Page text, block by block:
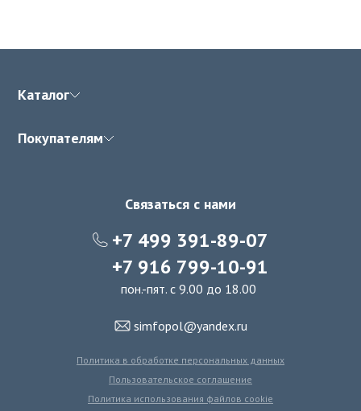
Каталог
Покупателям
Связаться с нами
+7 499 391-89-07
+7 916 799-10-91
пон.-пят. с 9.00 до 18.00
simfopol@yandex.ru
Политика в обработке персональных данных
Пользовательское соглашение
Политика использования файлов cookie